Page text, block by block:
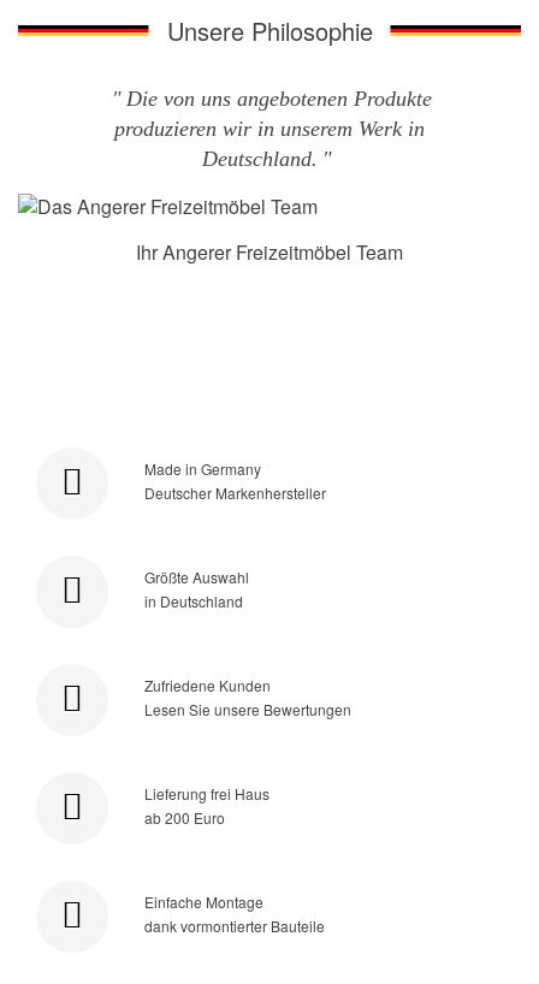
Unsere Philosophie
Die von uns angebotenen Produkte
produzieren wir in unserem Werk in
Deutschland.
Ihr Angerer Freizeitmöbel Team
Made in Germany
Deutscher Markenhersteller
Größte Auswahl
in Deutschland
Zufriedene Kunden
Lesen Sie unsere Bewertungen
Lieferung frei Haus
ab 200 Euro
Einfache Montage
dank vormontierter Bauteile